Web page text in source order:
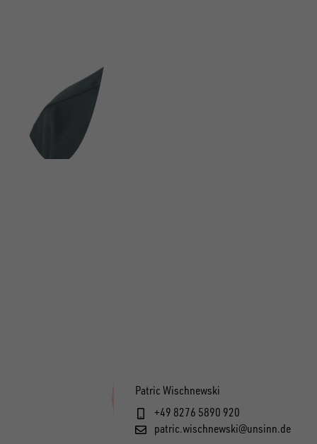
Patric Wischnewski
+49 8276 5890 920
patric.wischnewski@unsinn.de